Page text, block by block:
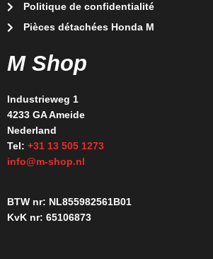
Politique de confidentialité
Pièces détachées Honda M
M Shop
Industrieweg 1
4233 GA Ameide
Nederland
Tel: +31 13 505 1273
info@m-shop.nl
BTW nr: NL855982561B01
KvK nr: 65106873